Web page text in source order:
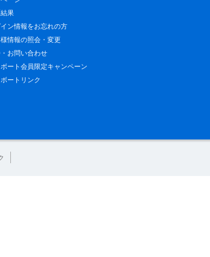
果
イン情報をお忘れの方
情報の照会・変更
お問い合わせ
ート会員限定キャンペーン
ートリンク